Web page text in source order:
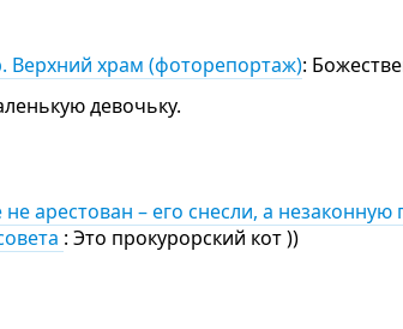
Верхний храм (фоторепортаж):
девочьку.
арестован – его снесли, а
: Это прокурорский кот ))